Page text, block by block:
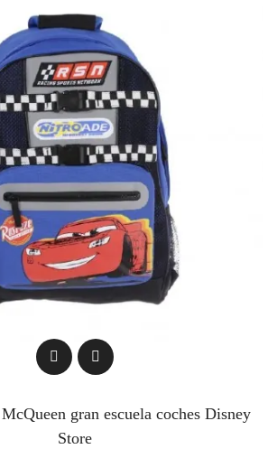
gran escuela coches Disney
Store